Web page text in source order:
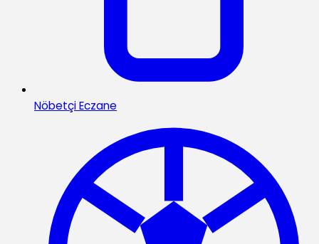
Nöbetçi Eczane